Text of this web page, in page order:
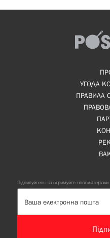
УГОДА
ПРАВИЛА
Підписуйтеся та отримуйте нові